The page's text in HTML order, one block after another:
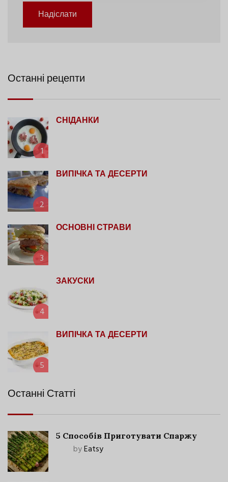
Надіслати
Останні рецепти
1
СНІДАНКИ
2
ВИПІЧКА ТА ДЕСЕРТИ
3
ОСНОВНІ СТРАВИ
4
ЗАКУСКИ
5
ВИПІЧКА ТА ДЕСЕРТИ
Останні Статті
5 Способів Приготувати Спаржу
byEatsy